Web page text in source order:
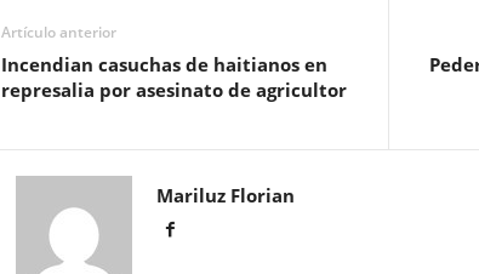
Artículo anterior
Incendian casuchas de haitianos en
represalia por asesinato de agricultor
Mariluz Florian